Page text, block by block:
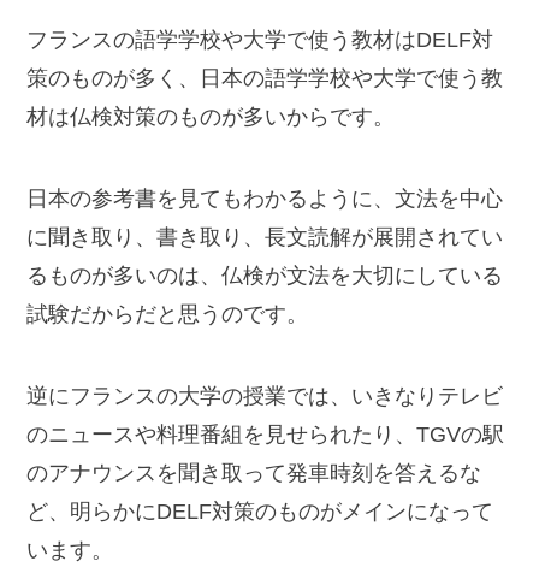
フランスの語学学校や大学で使う教材はDELF対
策のものが多く、日本の語学学校や大学で使う教
材は仏検対策のものが多いからです。
日本の参考書を見てもわかるように、文法を中心
に聞き取り、書き取り、長文読解が展開されてい
るものが多いのは、仏検が文法を大切にしている
試験だからだと思うのです。
逆にフランスの大学の授業では、いきなりテレビ
のニュースや料理番組を見せられたり、TGVの駅
のアナウンスを聞き取って発車時刻を答えるな
ど、明らかにDELF対策のものがメインになって
います。